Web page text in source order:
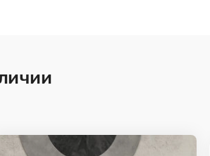
to-open и специальными